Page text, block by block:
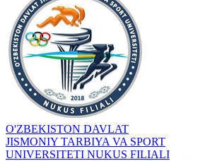
O'ZBEKISTON DAVLAT
JISMONIY TARBIYA VA SPORT
UNIVERSITETI NUKUS FILIALI